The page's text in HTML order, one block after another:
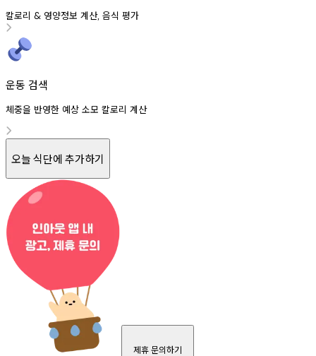
칼로리 & 영양정보 계산, 음식 평가
운동 검색
체중을 반영한 예상 소모 칼로리 계산
오늘 식단에 추가하기
제휴 문의하기